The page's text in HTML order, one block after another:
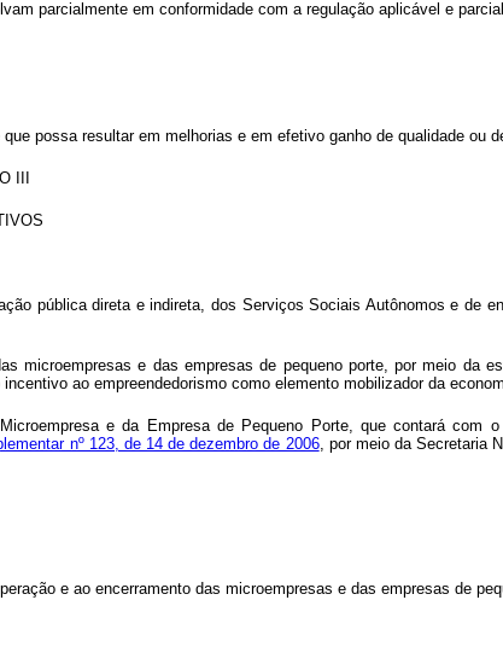
parcialmente em conformidade com a regulação aplicável e
possa resultar em melhorias e em efetivo ganho de qualidade ou
III
pública direta e indireta, dos Serviços Sociais Autônomos e de
microempresas e das empresas de pequeno porte, por meio da
ao empreendedorismo como elemento mobilizador da
e da Empresa de Pequeno Porte, que contará com
nº 123, de 14 de dezembro de 2006, por meio da Secretaria
e ao encerramento das microempresas e das empresas de